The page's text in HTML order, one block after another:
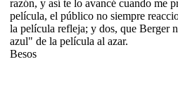
razón, y así te lo avancé cuando me
película, el público no siempre
la película refleja; y dos, que Berger
azul" de la película al azar.
Besos